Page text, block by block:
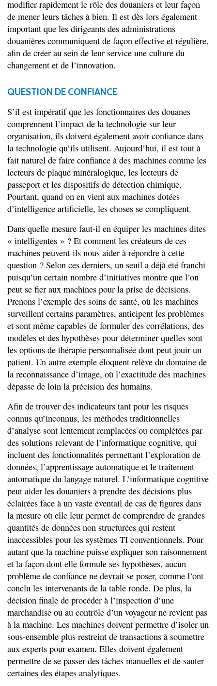
modifier rapidement le rôle des douaniers et leur façon
de mener leurs tâches à bien. Il est dès lors également
important que les dirigeants des administrations
douanières communiquent de façon effective et régulière,
afin de créer au sein de leur service une culture du
changement et de l’innovation.
QUESTION DE CONFIANCE
S’il est impératif que les fonctionnaires des douanes
comprennent l’impact de la technologie sur leur
organisation, ils doivent également avoir confiance dans
la technologie qu’ils utilisent. Aujourd’hui, il est tout à
fait naturel de faire confiance à des machines comme les
lecteurs de plaque minéralogique, les lecteurs de
passeport et les dispositifs de détection chimique.
Pourtant, quand on en vient aux machines dotées
d’intelligence artificielle, les choses se compliquent.
Dans quelle mesure faut-il en équiper les machines dites
« intelligentes » ? Et comment les créateurs de ces
machines peuvent-ils nous aider à répondre à cette
question ? Selon ces derniers, un seuil a déjà été franchi
puisqu’un certain nombre d’initiatives montre que l’on
peut se fier aux machines pour la prise de décisions.
Prenons l’exemple des soins de santé, où les machines
surveillent certains paramètres, anticipent les problèmes
et sont même capables de formuler des corrélations, des
modèles et des hypothèses pour déterminer quelles sont
les options de thérapie personnalisée dont peut jouir un
patient. Un autre exemple éloquent relève du domaine de
la reconnaissance d’image, où l’exactitude des machines
dépasse de loin la précision des humains.
Afin de trouver des indicateurs tant pour les risques
connus qu’inconnus, les méthodes traditionnelles
d’analyse sont lentement remplacées ou complétées par
des solutions relevant de l’informatique cognitive, qui
incluent des fonctionnalités permettant l’exploration de
données, l’apprentissage automatique et le traitement
automatique du langage naturel. L’informatique cognitive
peut aider les douaniers à prendre des décisions plus
éclairées face à un vaste éventail de cas de figures dans
la mesure où elle leur permet de comprendre de grandes
quantités de données non structurées qui restent
inaccessibles pour les systèmes TI conventionnels. Pour
autant que la machine puisse expliquer son raisonnement
et la façon dont elle formule ses hypothèses, aucun
problème de confiance ne devrait se poser, comme l’ont
conclu les intervenants de la table ronde. De plus, la
décision finale de procéder à l’inspection d’une
marchandise ou au contrôle d’un voyageur ne revient pas
à la machine. Les machines doivent permettre d’isoler un
sous-ensemble plus restreint de transactions à soumettre
aux experts pour examen. Elles doivent également
permettre de se passer des tâches manuelles et de sauter
certaines des étapes analytiques.